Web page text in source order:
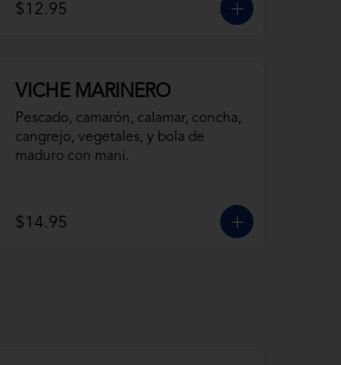
$12.95
VICHE MARINERO
Pescado, camarón, calamar, concha,
cangrejo, vegetales, y bola de
maduro con maní.
$14.95